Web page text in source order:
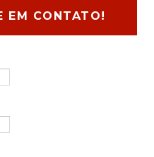
EM CONTATO!